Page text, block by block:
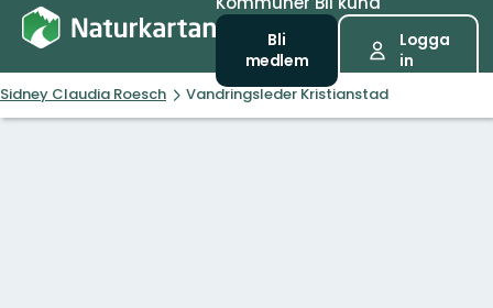
Bli
medlem
Logga
in
Sidney Claudia Roesch Vandringsleder Kristianstad